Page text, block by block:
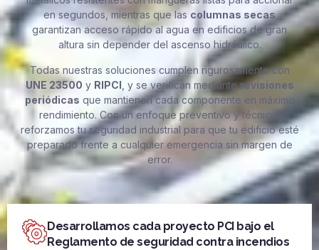
en segundos, mientras que las columnas secas
garantizan acceso rápido al agua en edificios de gran
altura sin depender del ascenso hidráulico.
Todas nuestras soluciones cumplen rigurosamente con
UNE 23500 y RIPCI , y se verifican medianterevisiones
periódicas que mantienen cada componente en máximo
rendimiento. Con un enfoque preventivo y técnico,
reforzamos tu seguridad industrial para que tu edificio esté
preparado frente a cualquier emergencia sin margen de
error.
Desarrollamos cada proyecto PCI bajo el
Reglamento de seguridad contra incendios